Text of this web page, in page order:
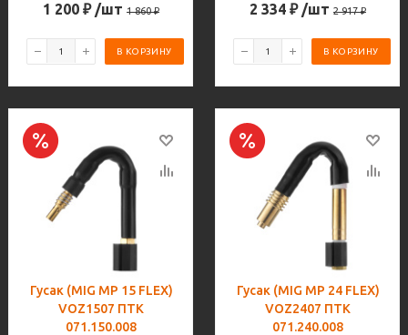
1 200 ₽ /шт 1 860₽
В КОРЗИНУ
2 334 ₽ /шт 2 917₽
В КОРЗИНУ
Гусак (MIG MP 15 FLEX)
VOZ1507 ПТК
071.150.008
Гусак (MIG MP 24 FLEX)
VOZ2407 ПТК
071.240.008